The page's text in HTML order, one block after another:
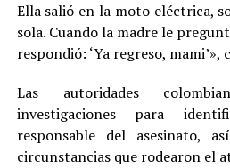
Ella salió en la moto eléctrica,
sola. Cuando la madre le
respondió: ‘Ya regreso, mami’»,
Las autoridades
investigaciones para
responsable del asesinato,
circunstancias que rodearon el